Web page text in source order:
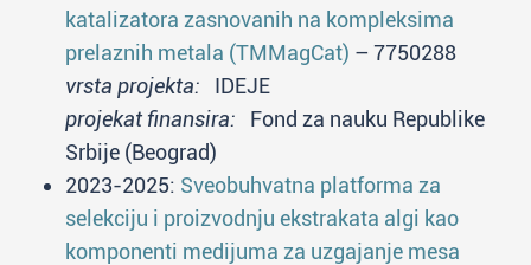
katalizatora zasnovanih na kompleksima
prelaznih metala (TMMagCat) – 7750288
vrsta projekta: IDEJE
projekat finansira: Fond za nauku Republike
Srbije (Beograd)
2023-2025: Sveobuhvatna platforma za
selekciju i proizvodnju ekstrakata algi kao
komponenti medijuma za uzgajanje mesa